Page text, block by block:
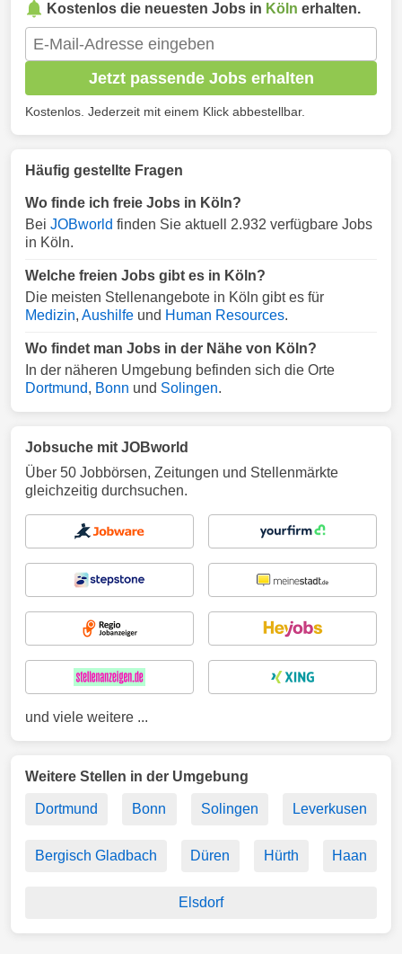
Kostenlos die neuesten Jobs in Köln erhalten.
Jetzt passende Jobs erhalten
Kostenlos. Jederzeit mit einem Klick abbestellbar.
Häufig gestellte Fragen
Wo finde ich freie Jobs in Köln?
Bei JOBworld finden Sie aktuell 2.932 verfügbare Jobs
in Köln.
Welche freien Jobs gibt es in Köln?
Die meisten Stellenangebote in Köln gibt es für
Medizin, Aushilfe und Human Resources.
Wo findet man Jobs in der Nähe von Köln?
In der näheren Umgebung befinden sich die Orte
Dortmund, Bonn und Solingen.
Jobsuche mit JOBworld
Über 50 Jobbörsen, Zeitungen und Stellenmärkte
gleichzeitig durchsuchen.
und viele weitere ...
Weitere Stellen in der Umgebung
Dortmund Bonn Solingen Leverkusen
Bergisch Gladbach Düren Hürth Haan
Elsdorf